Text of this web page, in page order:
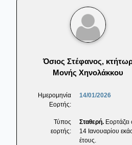
Όσιος Στέφανος,
Μονής Χηνολάκκου
Ημερομηνία
Εορτής:
14/01/2026
Τύπος
εορτής:
Σταθερή. Εορτάζει
14 Ιανουαρίου
έτους.